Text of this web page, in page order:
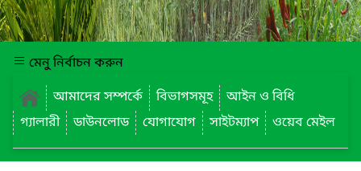
মেনু নির্বাচন করুন
আমাদের সম্পর্কে
বিভাগসমূহ
আইন ও বিধি
গ্যালারী
ডাউনলোড যোগাযোগ সাইটম্যাপ ওয়েব মেইল